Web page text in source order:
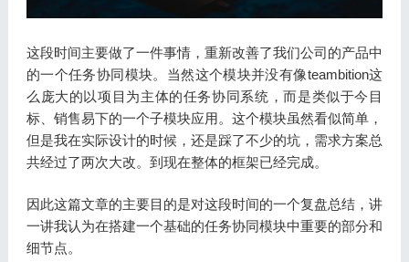
这段时间主要做了一件事情，重新改善了我们公司的产品中
的一个任务协同模块。当然这个模块并没有像teambition这
么庞大的以项目为主体的任务协同系统，而是类似于今目
标、销售易下的一个子模块应用。这个模块虽然看似简单，
但是我在实际设计的时候，还是踩了不少的坑，需求方案总
共经过了两次大改。到现在整体的框架已经完成。
因此这篇文章的主要目的是对这段时间的一个复盘总结，讲
一讲我认为在搭建一个基础的任务协同模块中重要的部分和
细节点。